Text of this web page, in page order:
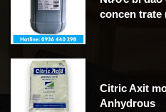
concen trate
Citric Axit
Anhydrous